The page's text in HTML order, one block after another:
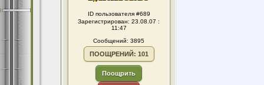
ID пользователя #689
Зарегистрирован: 23.08.07 :
11:47
Сообщений: 3895
ПООЩРЕНИЙ: 101
Поощрить